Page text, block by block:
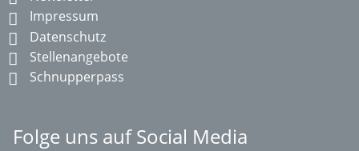
Impressum
Datenschutz
Stellenangebote
Schnupperpass
Folge uns auf Social Media